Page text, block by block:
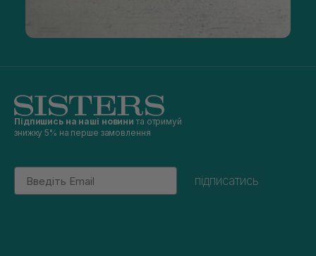
Підпишись на наші новини та отримуй
знижку 5% на перше замовлення
Email
підписатись